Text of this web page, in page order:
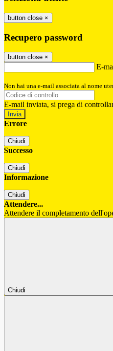
button close ×
Recupero password
button close ×
E-
Non hai una e-mail associata al nome
E-mail inviata, si prega di
Errore
Chiudi
Successo
Chiudi
Informazione
Chiudi
Attendere...
Attendere il completamento
Chiudi